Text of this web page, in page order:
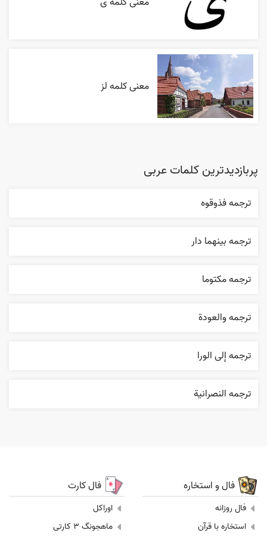
معنی کلمه لز
پربازدیدترین کلمات عربی
ترجمه فذوقوه
ترجمه بينهما دار
ترجمه مکتوما
ترجمه والعودة
ترجمه إلی الورا
ترجمه النصرانية
فال و استخاره
فال روزانه
استخاره با قرآن
فال کارت
اوراکل
ماهجونگ 3 کارتی